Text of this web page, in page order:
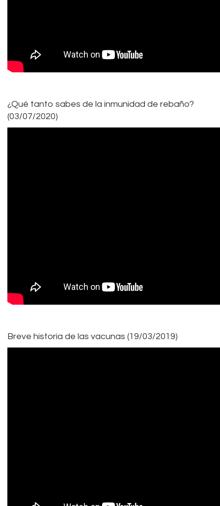
¿Qué tanto sabes de la inmunidad de rebaño?
(03/07/2020)
Breve historia de las vacunas (19/03/2019)